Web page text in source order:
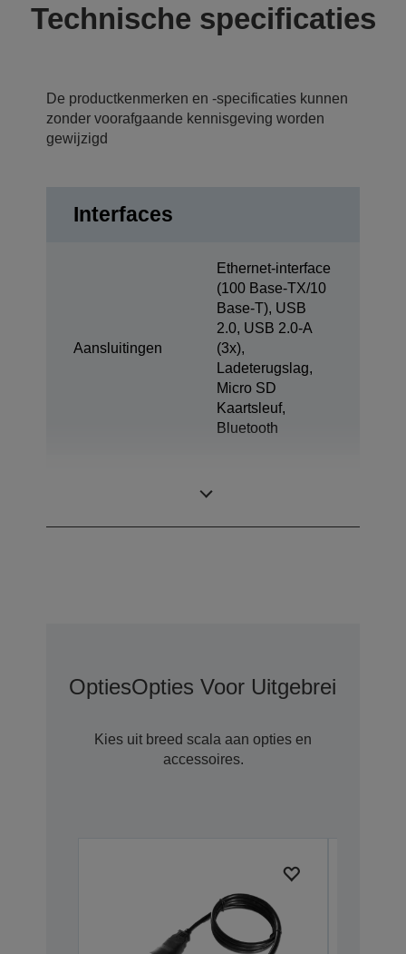
Technische specificaties
De productkenmerken en -specificaties kunnen
zonder voorafgaande kennisgeving worden
gewijzigd
Interfaces
Aansluitingen
Ethernet-interface
(100 Base-TX/10
Base-T), USB
2.0, USB 2.0-A
(3x),
Ladeterugslag,
Micro SD
Kaartsleuf,
Bluetooth
OptiesOpties Voor Uitgebreide
Kies uit breed scala aan opties en
accessoires.